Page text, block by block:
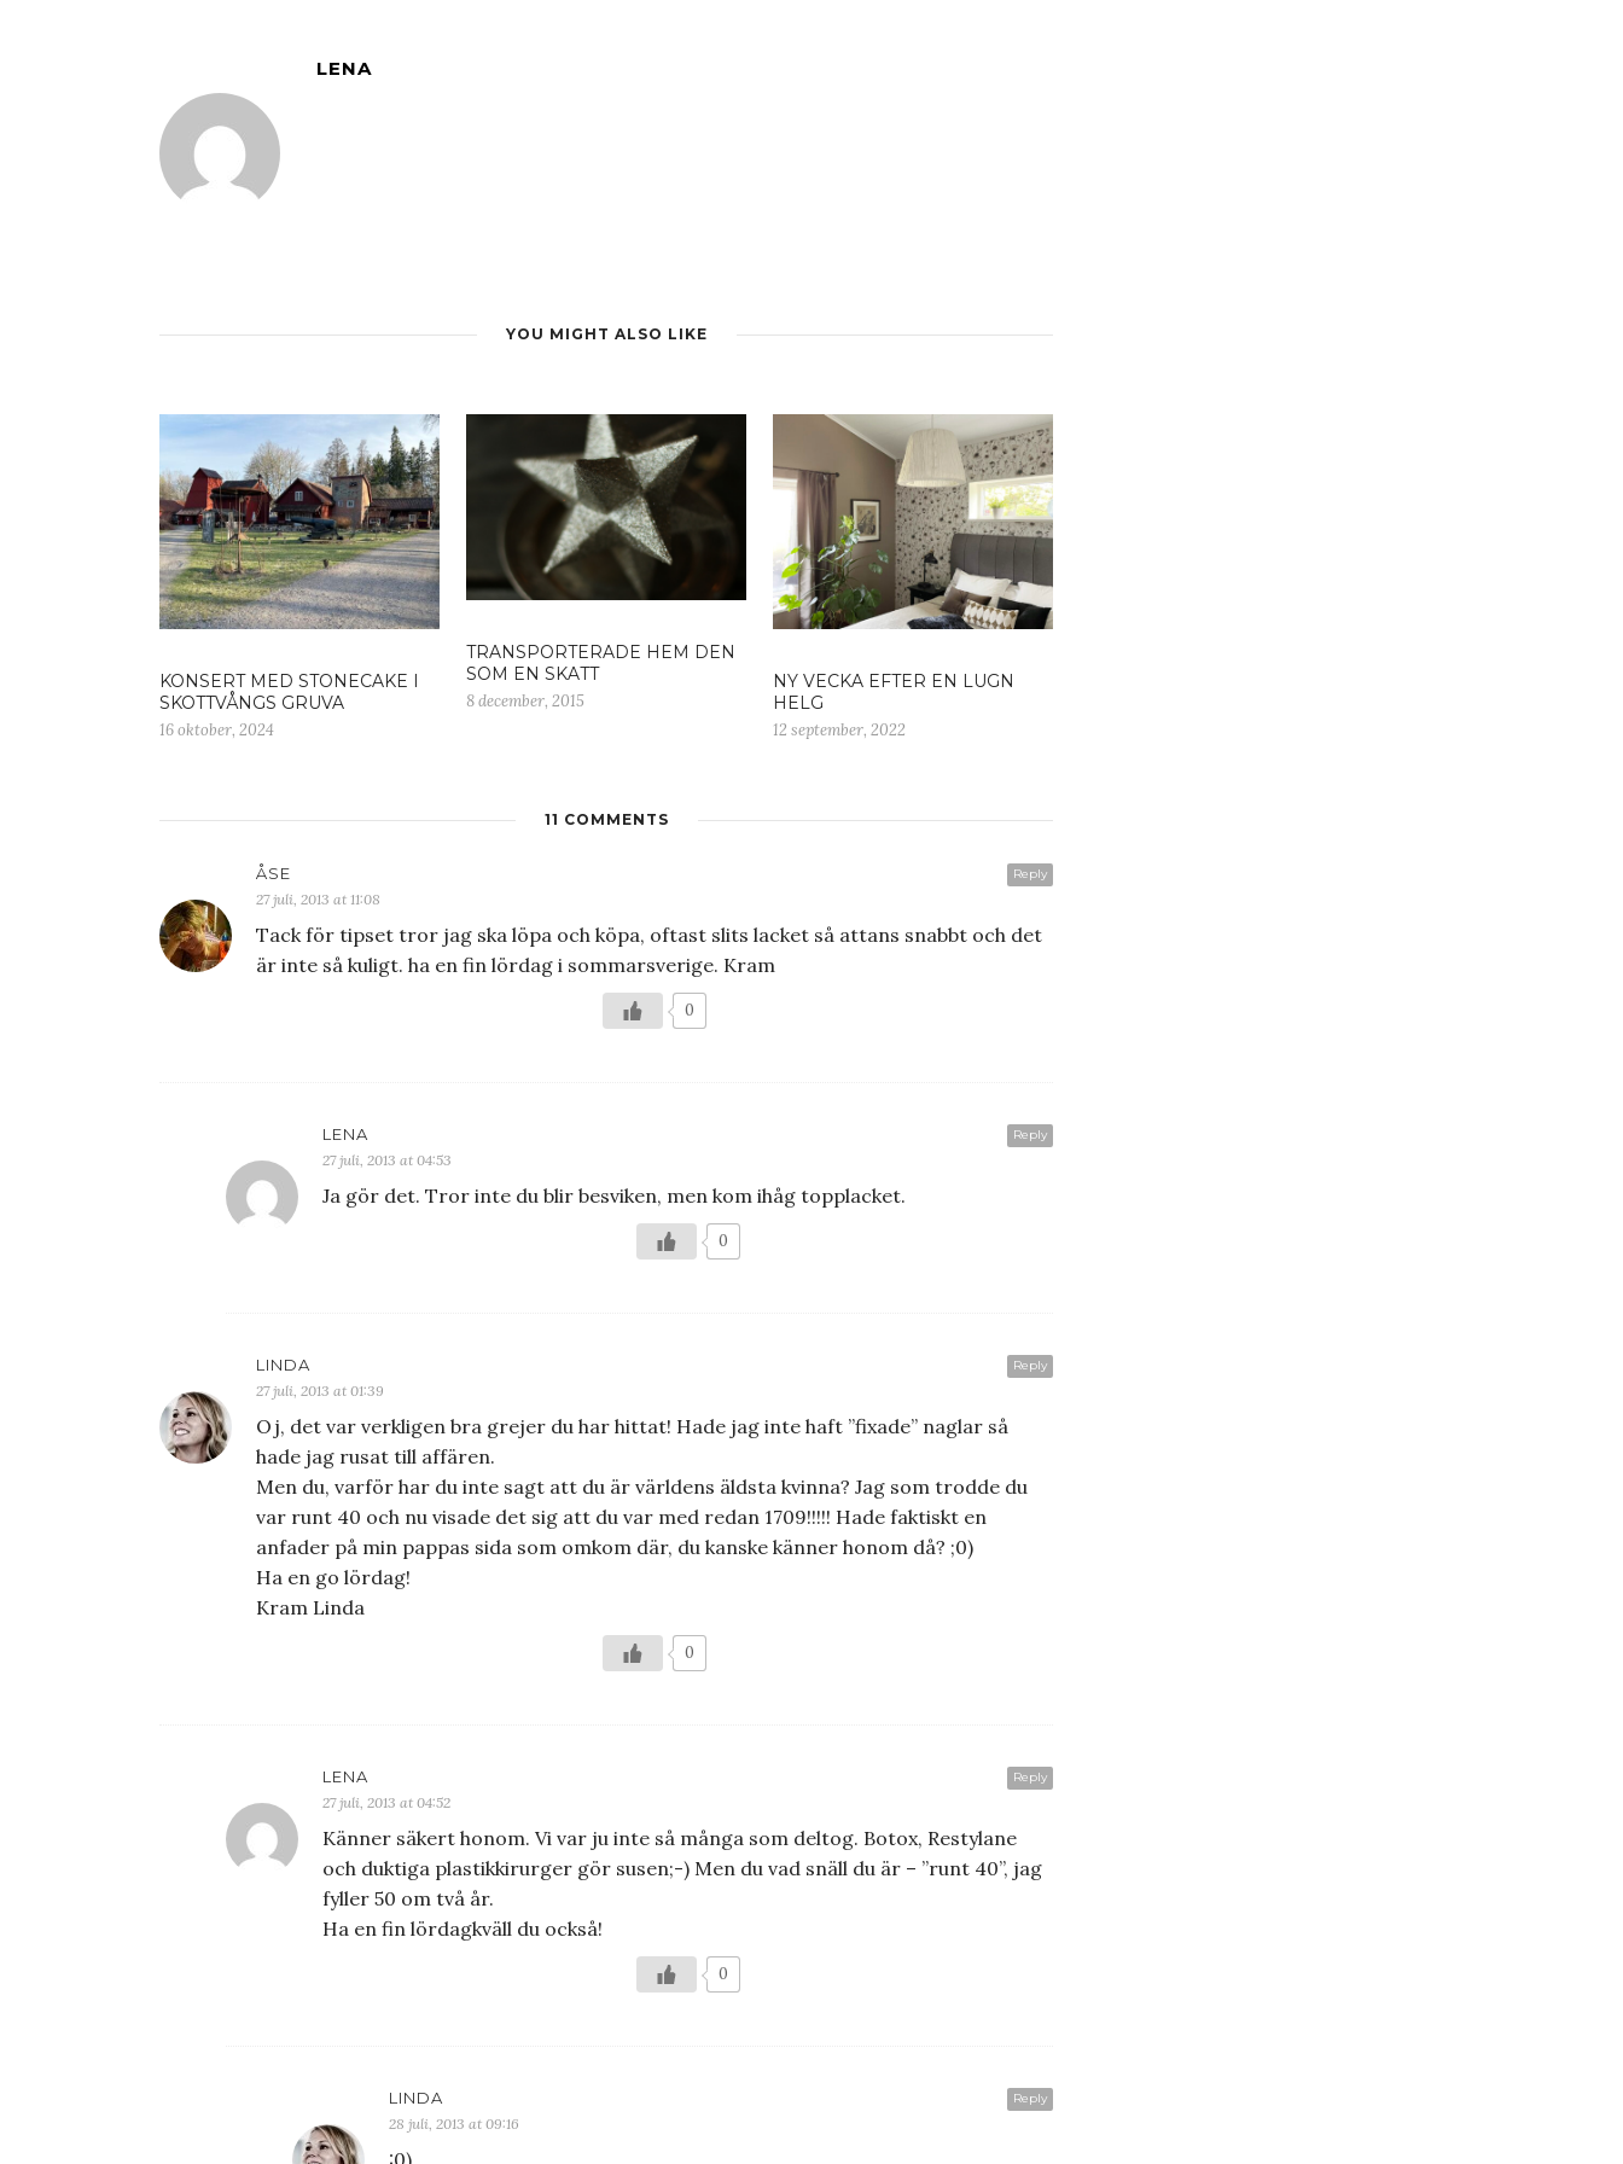
LENA
YOU MIGHT ALSO LIKE
KONSERT MED STONECAKE I
SKOTTVÅNGS GRUVA
16 oktober, 2024
TRANSPORTERADE HEM DEN
SOM EN SKATT
8 december, 2015
NY VECKA EFTER EN LUGN
HELG
12 september, 2022
11 COMMENTS
Reply
ÅSE
27 juli, 2013 at 11:08
Tack för tipset tror jag ska löpa och köpa, oftast slits lacket så attans snabbt och det
är inte så kuligt. ha en fin lördag i sommarsverige. Kram
0
Reply
LENA
27 juli, 2013 at 04:53
Ja gör det. Tror inte du blir besviken, men kom ihåg topplacket.
0
Reply
LINDA
27 juli, 2013 at 01:39
Oj, det var verkligen bra grejer du har hittat! Hade jag inte haft ”fixade” naglar så
hade jag rusat till affären.
Men du, varför har du inte sagt att du är världens äldsta kvinna? Jag som trodde du
var runt 40 och nu visade det sig att du var med redan 1709!!!!! Hade faktiskt en
anfader på min pappas sida som omkom där, du kanske känner honom då? ;0)
Ha en go lördag!
Kram Linda
0
Reply
LENA
27 juli, 2013 at 04:52
Känner säkert honom. Vi var ju inte så många som deltog. Botox, Restylane
och duktiga plastikkirurger gör susen;-) Men du vad snäll du är – ”runt 40”, jag
fyller 50 om två år.
Ha en fin lördagkväll du också!
0
Reply
LINDA
28 juli, 2013 at 09:16
:0)